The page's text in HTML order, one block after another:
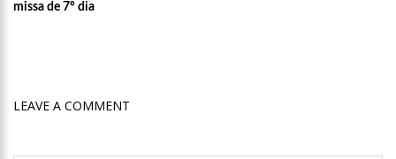
familiares e amigos que compareceram ao velório.
missa de 7º dia
LEAVE A COMMENT